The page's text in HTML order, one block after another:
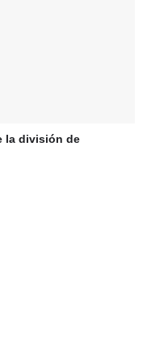
la división de